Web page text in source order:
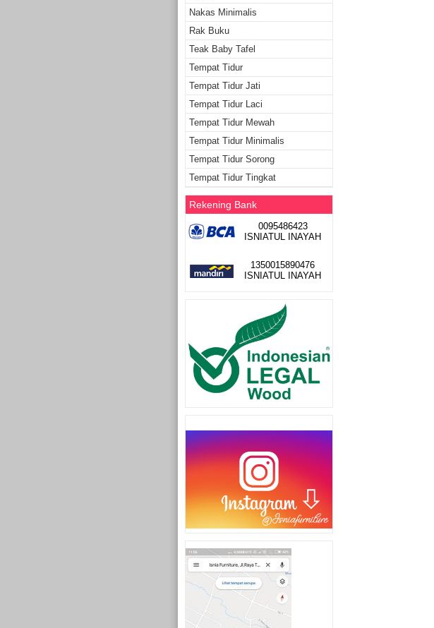
Nakas Minimalis
Rak Buku
Teak Baby Tafel
Tempat Tidur
Tempat Tidur Jati
Tempat Tidur Laci
Tempat Tidur Mewah
Tempat Tidur Minimalis
Tempat Tidur Sorong
Tempat Tidur Tingkat
Rekening Bank
0095486423
ISNIATUL INAYAH
1350015890476
ISNIATUL INAYAH